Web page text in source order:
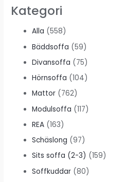
Kategori
Alla (558)
Bäddsoffa (59)
Divansoffa (75)
Hörnsoffa (104)
Mattor (762)
Modulsoffa (117)
REA (163)
Schäslong (97)
Sits soffa (2-3) (159)
Soffkuddar (80)